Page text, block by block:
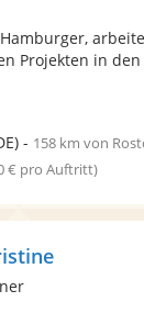
Projekten in den
- 158 km von
€ pro Auftritt)